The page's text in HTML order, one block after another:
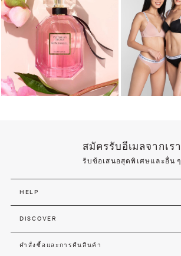
สมัครรับอีเมลจากเรา
รับข้อเสนอสุดพิเศษและอื่น ๆ
HELP
DISCOVER
คำสั่งซื้อและการคืนสืนค้า